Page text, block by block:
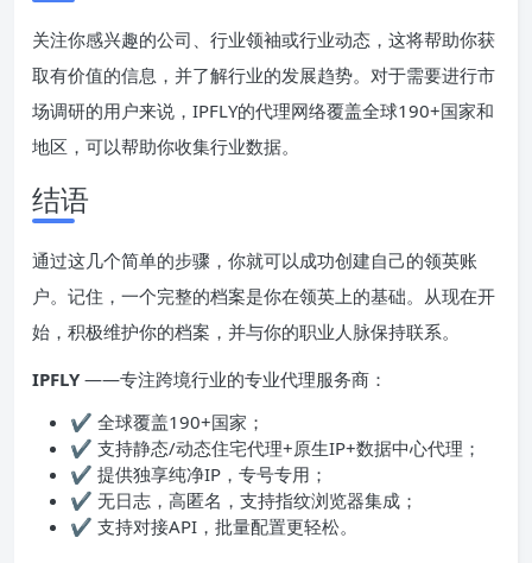
关注你感兴趣的公司、行业领袖或行业动态，这将帮助你获
取有价值的信息，并了解行业的发展趋势。对于需要进行市
场调研的用户来说，IPFLY的代理网络覆盖全球190+国家和
地区，可以帮助你收集行业数据。
结语
通过这几个简单的步骤，你就可以成功创建自己的领英账
户。记住，一个完整的档案是你在领英上的基础。从现在开
始，积极维护你的档案，并与你的职业人脉保持联系。
IPFLY ——专注跨境行业的专业代理服务商：
✔ 全球覆盖190+国家；
✔ 支持静态/动态住宅代理+原生IP+数据中心代理；
✔ 提供独享纯净IP，专号专用；
✔ 无日志，高匿名，支持指纹浏览器集成；
✔ 支持对接API，批量配置更轻松。